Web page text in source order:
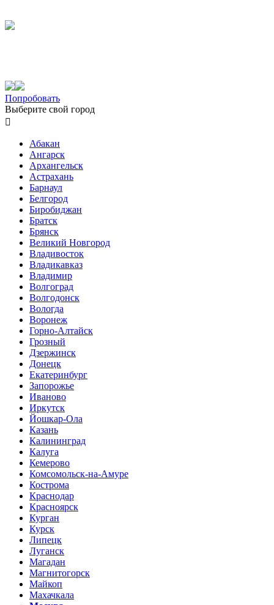
Попробовать
Выберите свой город

Абакан
Ангарск
Архангельск
Астрахань
Барнаул
Белгород
Биробиджан
Братск
Брянск
Великий Новгород
Владивосток
Владикавказ
Владимир
Волгоград
Волгодонск
Вологда
Воронеж
Горно-Алтайск
Грозный
Дзержинск
Донецк
Екатеринбург
Запорожье
Иваново
Иркутск
Йошкар-Ола
Казань
Калининград
Калуга
Кемерово
Комсомольск-на-Амуре
Кострома
Краснодар
Красноярск
Курган
Курск
Липецк
Луганск
Магадан
Магнитогорск
Майкоп
Махачкала